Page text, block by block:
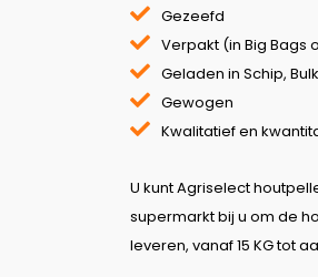
Gezeefd
Verpakt (in Big Bags
Geladen in Schip,
Gewogen
Kwalitatief en
U kunt Agriselect
supermarkt bij u om de
leveren, vanaf 15 KG tot